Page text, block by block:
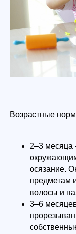
Возрастные
2–3 месяца
осязание.
предметам
волосы и
3–6